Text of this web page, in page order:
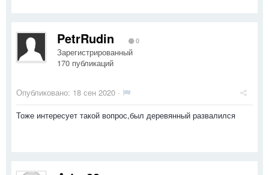
PetrRudin 0
Зарегистрированный
170 публикаций
Опубликовано: 18 сен 2020 ·
Тоже интересует такой вопрос,был деревянный развалился